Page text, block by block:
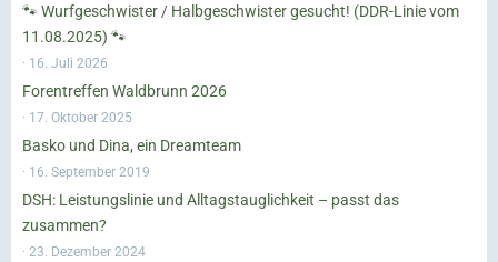
🐾 Wurfgeschwister / Halbgeschwister gesucht! (DDR-Linie vom
11.08.2025) 🐾
16. Juli 2026
Forentreffen Waldbrunn 2026
17. Oktober 2025
Basko und Dina, ein Dreamteam
16. September 2019
DSH: Leistungslinie und Alltagstauglichkeit – passt das
zusammen?
23. Dezember 2024